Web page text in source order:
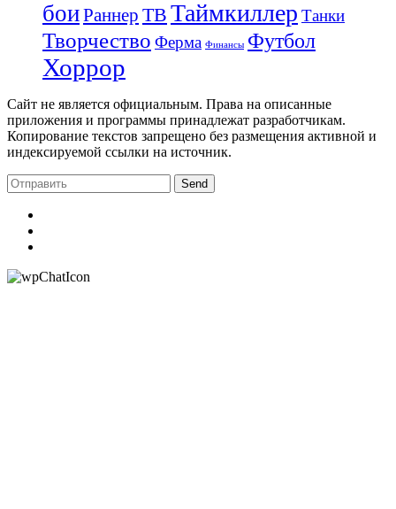
боиРаннер ТВ Таймкиллер Танки
Творчество Ферма Финансы Футбол
Хоррор
Сайт не является официальным. Права на описанные
приложения и программы принадлежат разработчикам.
Копирование текстов запрещено без размещения активной и
индексируемой ссылки на источник.
Send